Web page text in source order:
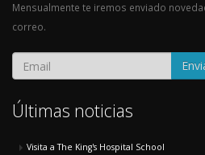
Mensualmente te iremos enviado
correo.
Últimas noticias
Visita a The King's Hospital School